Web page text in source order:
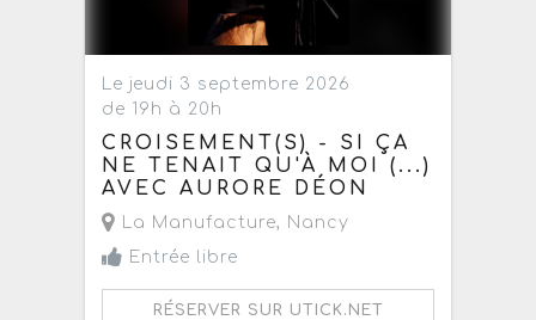
Le jeudi 3 septembre 2026
de 19h à 20h
CROISEMENT(S) - SI ÇA
NE TENAIT QU'À MOI (...)
AVEC AURORE DÉON
La Manufacture, Nancy
Entrée libre
RÉSERVER SUR UTICK.NET